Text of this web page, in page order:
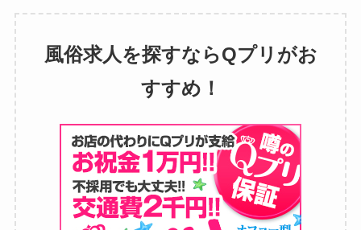
風俗求人を探すならQプリがお
すすめ！